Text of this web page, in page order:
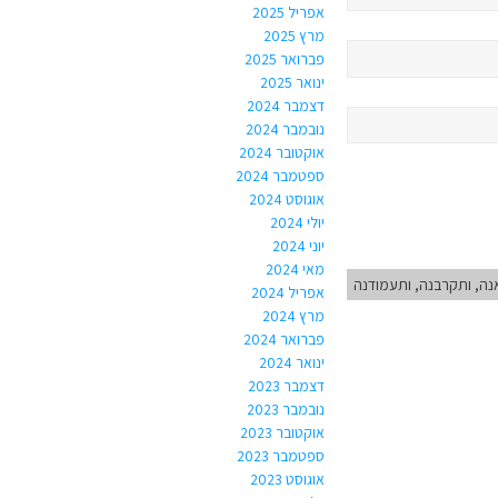
ותקרבנה, ותעמודנה
אפריל 2025
מרץ 2025
פברואר 2025
ינואר 2025
דצמבר 2024
נובמבר 2024
אוקטובר 2024
ספטמבר 2024
אוגוסט 2024
יולי 2024
יוני 2024
מאי 2024
אפריל 2024
מרץ 2024
פברואר 2024
ינואר 2024
דצמבר 2023
נובמבר 2023
אוקטובר 2023
ספטמבר 2023
אוגוסט 2023